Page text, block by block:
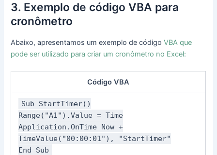
3. Exemplo de código VBA para
cronômetro
Abaixo, apresentamos um exemplo de códigoVBA que
pode ser utilizado para criar um cronômetro no Excel:
Código VBA
Sub StartTimer()
Range("A1").Value = Time
Application.OnTime Now +
TimeValue("00:00:01"), "StartTimer"
End Sub